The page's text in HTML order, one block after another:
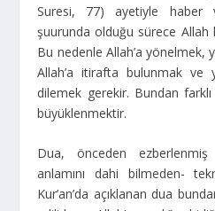
Suresi, 77) ayetiyle haber
şuurunda olduğu sürece Allah
Bu nedenle Allah’a yönelmek,
Allah’a itirafta bulunmak ve
dilemek gerekir. Bundan farklı
büyüklenmektir.
Dua, önceden
anlamını dahi bilmeden-
Kur’an’da açıklanan dua